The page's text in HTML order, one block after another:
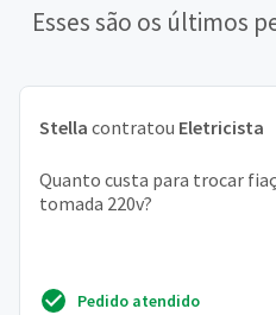
Esses são os últimos
Stella contratou Eletricista
Quanto custa para trocar
tomada 220v?
Pedido atendido